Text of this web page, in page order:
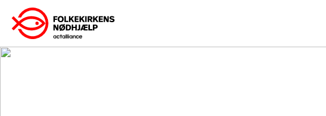
Gå
til
indhold